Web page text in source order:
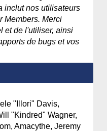
inclut nos utilisateurs
Members. Merci
et de l'utiliser, ainsi
de bugs et vos
"Illori" Davis,
"Kindred" Wagner,
Amacythe, Jeremy